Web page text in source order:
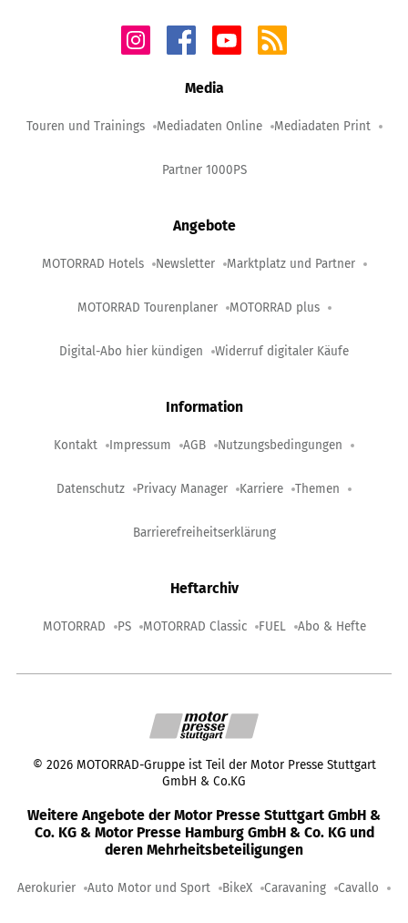
Media
Touren und Trainings Mediadaten Online Mediadaten Print
Partner 1000PS
Angebote
MOTORRAD Hotels Newsletter Marktplatz und Partner
MOTORRAD Tourenplaner MOTORRAD plus
Digital-Abo hier kündigen Widerruf digitaler Käufe
Information
Kontakt Impressum AGB Nutzungsbedingungen
Datenschutz Privacy Manager Karriere Themen
Barrierefreiheitserklärung
Heftarchiv
MOTORRAD PS MOTORRAD Classic FUEL Abo & Hefte
© 2026 MOTORRAD-Gruppe ist Teil der Motor Presse Stuttgart
GmbH & Co.KG
Weitere Angebote der Motor Presse Stuttgart GmbH &
Co. KG & Motor Presse Hamburg GmbH & Co. KG und
deren Mehrheitsbeteiligungen
Aerokurier Auto Motor und Sport BikeX Caravaning Cavallo